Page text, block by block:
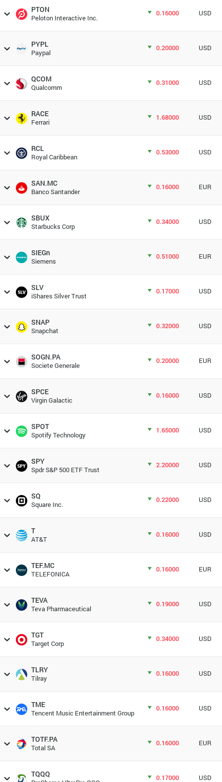
PTON
Peloton Interactive Inc.
0.16000 USD
PYPL
Paypal
0.20000 USD
QCOM
Qualcomm
0.31000 USD
RACE
Ferrari
1.68000 USD
RCL
Royal Caribbean
0.53000 USD
SAN.MC
Banco Santander
0.16000 EUR
SBUX
Starbucks Corp
0.34000 USD
SIEGn
Siemens
0.51000 EUR
SLV
iShares Silver Trust
0.17000 USD
SNAP
Snapchat
0.32000 USD
SOGN.PA
Societe Generale
0.20000 EUR
SPCE
Virgin Galactic
0.16000 USD
SPOT
Spotify Technology
1.65000 USD
SPY
Spdr S&P 500 ETF Trust
2.20000 USD
SQ
Square Inc.
0.22000 USD
T
AT&T
0.16000 USD
TEF.MC
TELEFONICA
0.16000 EUR
TEVA
Teva Pharmaceutical
0.19000 USD
TGT
Target Corp
0.34000 USD
TLRY
Tilray
0.16000 USD
TME
Tencent Music Entertainment Group
0.16000 USD
TOTF.PA
Total SA
0.16000 EUR
TQQQ 0.17000 USD